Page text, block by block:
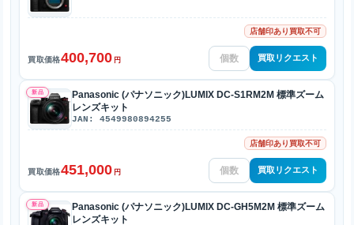
店舗印あり買取不可
買取価格400,700 円 買取リクエスト
新品
Panasonic (パナソニック)LUMIX DC-S1RM2M 標準ズーム
レンズキット
JAN: 4549980894255
店舗印あり買取不可
買取価格451,000 円 買取リクエスト
新品
Panasonic (パナソニック)LUMIX DC-GH5M2M 標準ズーム
レンズキット